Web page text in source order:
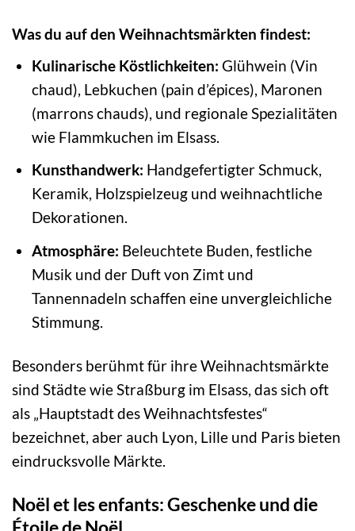
Was du auf den Weihnachtsmärkten findest:
Kulinarische Köstlichkeiten: Glühwein (Vin
chaud), Lebkuchen (pain d’épices), Maronen
(marrons chauds), und regionale Spezialitäten
wie Flammkuchen im Elsass.
Kunsthandwerk: Handgefertigter Schmuck,
Keramik, Holzspielzeug und weihnachtliche
Dekorationen.
Atmosphäre: Beleuchtete Buden, festliche
Musik und der Duft von Zimt und
Tannennadeln schaffen eine unvergleichliche
Stimmung.
Besonders berühmt für ihre Weihnachtsmärkte
sind Städte wie Straßburg im Elsass, das sich oft
als „Hauptstadt des Weihnachtsfestes“
bezeichnet, aber auch Lyon, Lille und Paris bieten
eindrucksvolle Märkte.
Noël et les enfants: Geschenke und die